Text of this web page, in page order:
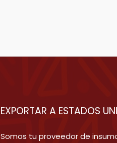
EXPORTAR A ESTADOS
Somos tu proveedor de